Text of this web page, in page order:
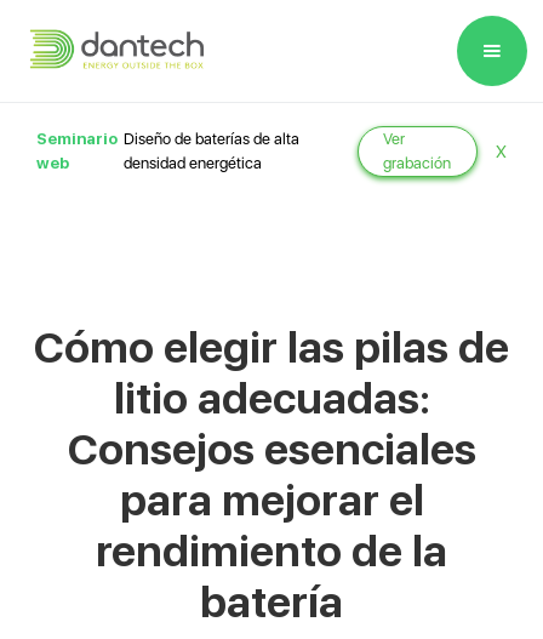
note:
website
includes
Seminario
web
Diseño de baterías de alta
densidad energética
Ver
grabación
X
Cómo elegir las pilas de
litio adecuadas:
Consejos esenciales
para mejorar el
rendimiento de la
batería